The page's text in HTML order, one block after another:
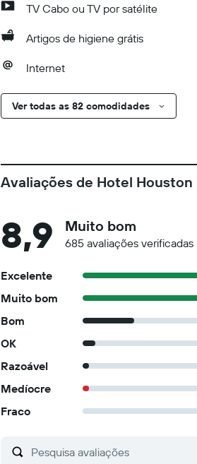
TV Cabo ou TV por satélite
Artigos de higiene grátis
Internet
Ver todas as 82 comodidades
Avaliações de Hotel Houston
8,9 Muito bom
685 avaliações verificadas
Excelente
Muito bom
Bom
OK
Razoável
Medíocre
Fraco